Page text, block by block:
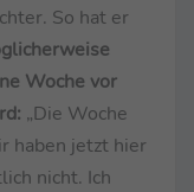
So hat er
Woche vor
„Die Woche
haben jetzt hier
nicht. Ich